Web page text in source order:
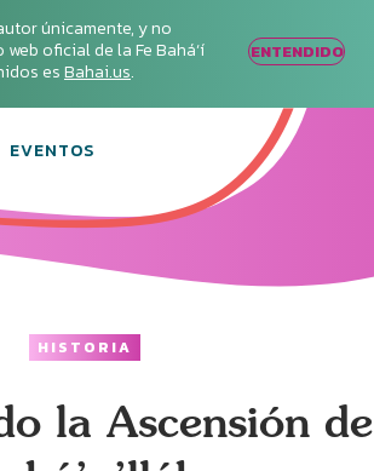
únicamente, y no
oficial de la Fe Bahá‘í
esBahai.us.
ENTENDIDO
EVENTOS
HISTORIA
la Ascensión de